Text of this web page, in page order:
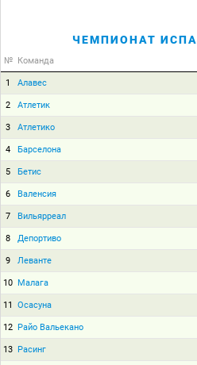
ЧЕМПИОНАТ
№ Команда
1 Алавес
2 Атлетик
3 Атлетико
4 Барселона
5 Бетис
6 Валенсия
7 Вильярреал
8 Депортиво
9 Леванте
10 Малага
11 Осасуна
12 Райо Вальекано
13 Расинг